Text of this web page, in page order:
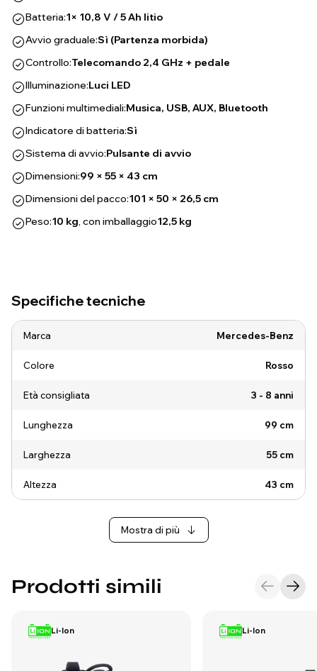
Batteria:1× 10,8 V / 5 Ah litio
Avvio graduale:Sì (Partenza morbida)
Controllo:Telecomando 2,4 GHz + pedale
Illuminazione:Luci LED
Funzioni multimediali:Musica, USB, AUX, Bluetooth
Indicatore di batteria:Sì
Sistema di avvio:Pulsante di avvio
Dimensioni:99 × 55 × 43 cm
Dimensioni del pacco:101 × 50 × 26,5 cm
Peso:10 kg, con imballaggio12,5 kg
Specifiche tecniche
Marca Mercedes-Benz
Colore Rosso
Età consigliata 3 - 8 anni
Lunghezza 99 cm
Larghezza 55 cm
Altezza 43 cm
Mostra di più
Prodotti simili
Li-Ion Li-Ion